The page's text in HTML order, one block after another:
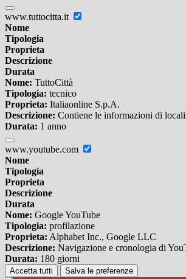
www.tuttocitta.it
Nome
Tipologia
Proprieta
Descrizione
Durata
Nome: TuttoCittà
Tipologia: tecnico
Proprieta: Italiaonline S.p.A.
Descrizione: Contiene le informazioni di
Durata: 1 anno
www.youtube.com
Nome
Tipologia
Proprieta
Descrizione
Durata
Nome: Google YouTube
Tipologia: profilazione
Proprieta: Alphabet Inc., Google LLC
Descrizione: Navigazione e cronologia di
Durata: 180 giorni
Accetta tutti Salva le preferenze